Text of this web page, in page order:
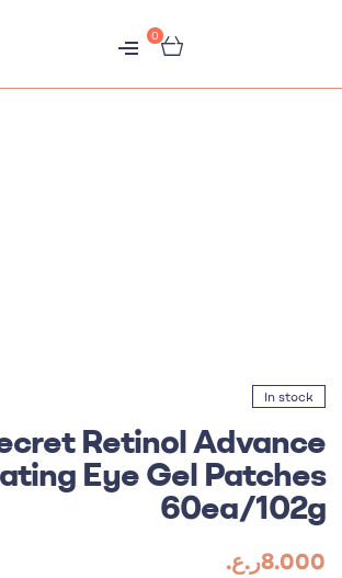
0
In stock
Retinol Advance
Eye Gel Patches
60ea/102g
8.000ر.ع.